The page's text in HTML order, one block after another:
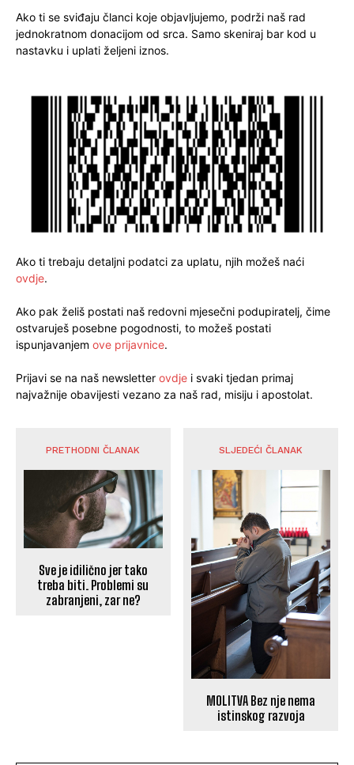
Ako ti se sviđaju članci koje objavljujemo, podrži naš rad
jednokratnom donacijom od srca. Samo skeniraj bar kod u
nastavku i uplati željeni iznos.
Ako ti trebaju detaljni podatci za uplatu, njih možeš naći
ovdje.
Ako pak želiš postati naš redovni mjesečni podupiratelj, čime
ostvaruješ posebne pogodnosti, to možeš postati
ispunjavanjem ove prijavnice.
Prijavi se na naš newsletter ovdje i svaki tjedan primaj
najvažnije obavijesti vezano za naš rad, misiju i apostolat.
PRETHODNI ČLANAK
Sve je idilično jer tako
treba biti. Problemi su
zabranjeni, zar ne?
SLJEDEĆI ČLANAK
MOLITVA Bez nje nema
istinskog razvoja